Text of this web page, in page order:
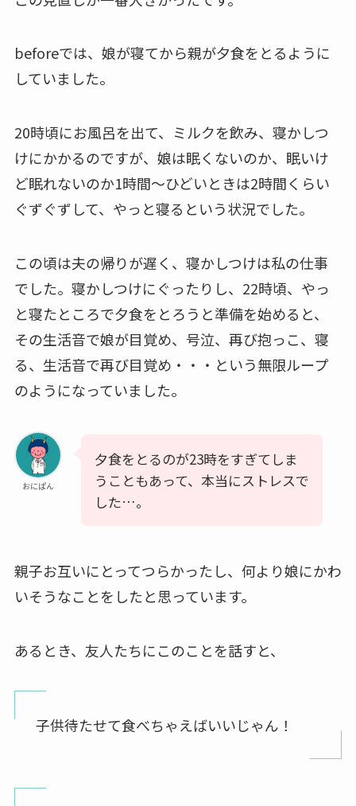
beforeでは、娘が寝てから親が夕食をとるように
していました。
20時頃にお風呂を出て、ミルクを飲み、寝かしつ
けにかかるのですが、娘は眠くないのか、眠いけ
ど眠れないのか1時間～ひどいときは2時間くらい
ぐずぐずして、やっと寝るという状況でした。
この頃は夫の帰りが遅く、寝かしつけは私の仕事
でした。寝かしつけにぐったりし、22時頃、やっ
と寝たところで夕食をとろうと準備を始めると、
その生活音で娘が目覚め、号泣、再び抱っこ、寝
る、生活音で再び目覚め・・・という無限ループ
のようになっていました。
おにぱん
夕食をとるのが23時をすぎてしま
うこともあって、本当にストレスで
した…。
親子お互いにとってつらかったし、何より娘にかわ
いそうなことをしたと思っています。
あるとき、友人たちにこのことを話すと、
子供待たせて食べちゃえばいいじゃん！